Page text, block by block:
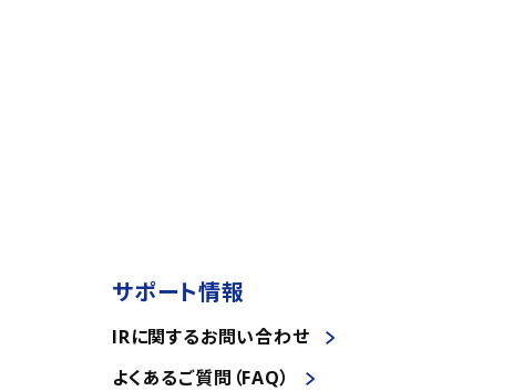
サポート情報
IRに関するお問い合わせ
よくあるご質問（FAQ）